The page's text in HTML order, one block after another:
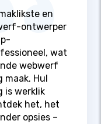
en
ontwerper
wat
webwerf
Hul
is werklik
het, het
opsies –